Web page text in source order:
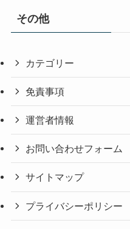
その他
カテゴリー
免責事項
運営者情報
お問い合わせフォーム
サイトマップ
プライバシーポリシー